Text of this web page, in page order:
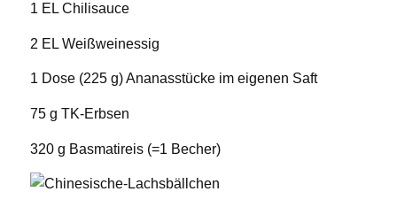
1 EL Chilisauce
2 EL Weißweinessig
1 Dose (225 g) Ananasstücke im eigenen Saft
75 g TK-Erbsen
320 g Basmatireis (=1 Becher)